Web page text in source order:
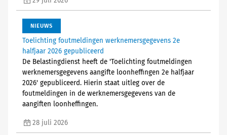
NIEUWS
Toelichting foutmeldingen werknemersgegevens 2e
halfjaar 2026 gepubliceerd
De Belastingdienst heeft de 'Toelichting foutmeldingen
werknemersgegevens aangifte loonheffingen 2e halfjaar
2026' gepubliceerd. Hierin staat uitleg over de
foutmeldingen in de werknemersgegevens van de
aangiften loonheffingen.
28 juli 2026